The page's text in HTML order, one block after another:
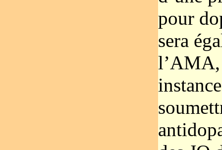
pour
sera
l’AMA,